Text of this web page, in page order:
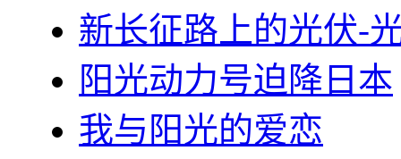
新长征路上的光伏-
阳光动力号迫降日本
我与阳光的爱恋